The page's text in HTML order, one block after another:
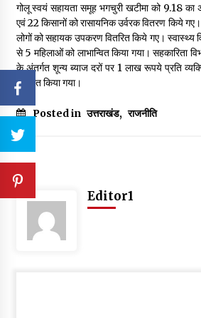
गोलू स्वयं सहायता समूह भगचुरी खटीमा को 9.18 का
एवं 22 किसानों को रासायनिक उर्वरक वितरण किये गए।
लोगों को सहायक उपकरण वितरित किये गए। स्वास्थ्य
से 5 महिलाओं को लाभान्वित किया गया। सहकारिता
के अंतर्गत शून्य ब्याज दरों पर 1 लाख रूपये प्रति
वितरित किया गया।
Posted in उत्तराखंड, राजनीति
Editor1